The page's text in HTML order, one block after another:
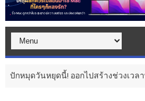
นหยุดนี้! ออกไปสร้างช่วงเวลาพิเศษกั